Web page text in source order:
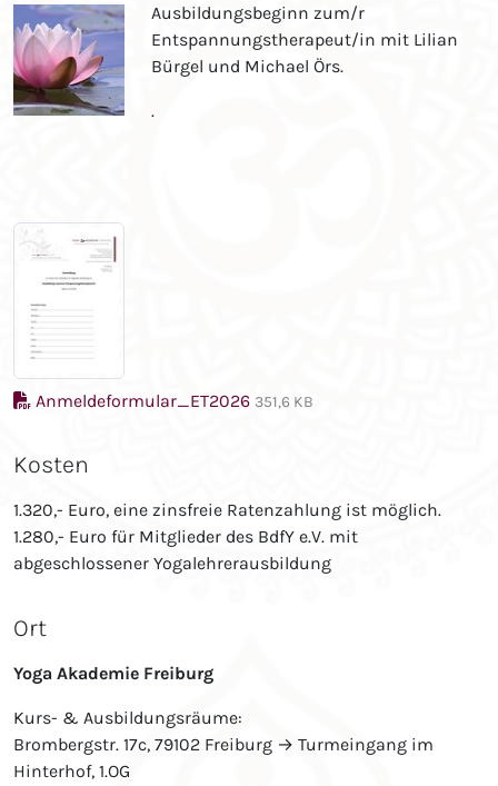
Ausbildungsbeginn zum/r
Entspannungstherapeut/in mit Lilian
Bürgel und Michael Örs.
.
Anmeldeformular_ET2026 351,6 KB
Kosten
1.320,- Euro, eine zinsfreie Ratenzahlung ist möglich.
1.280,- Euro für Mitglieder des BdfY e.V. mit
abgeschlossener Yogalehrerausbildung
Ort
Yoga Akademie Freiburg
Kurs- & Ausbildungsräume:
Brombergstr. 17c, 79102 Freiburg → Turmeingang im
Hinterhof, 1.OG